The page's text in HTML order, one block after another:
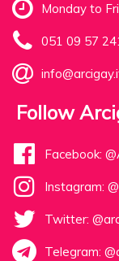
Monday to
051 09 57
Follow
Facebook:
Instagram:
Twitter:
Telegram: